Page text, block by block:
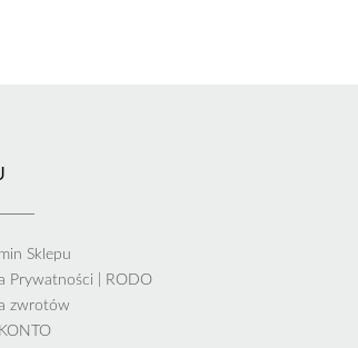
Sklepu
Prywatności | RODO
zwrotów